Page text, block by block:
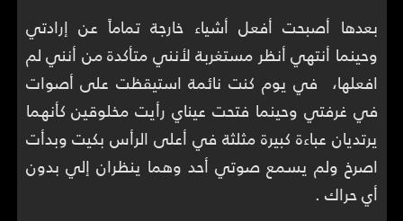
بعدها أصبحت أفعل أشياء خارجة تماماً عن إرادتي
وحينما أنتهي أنظر مستغربة لأنني متأكدة من أنني لم
افعلها، في يوم كنت نائمة استيقظت على أصوات
في غرفتي وحينما فتحت عيناي رأيت مخلوقين كأنهما
يرتديان عباءة كبيرة مثلثة في أعلى الرأس بكيت وبدأت
اصرخ ولم يسمع صوتي أحد وهما ينظران إلي بدون
أي حراك .